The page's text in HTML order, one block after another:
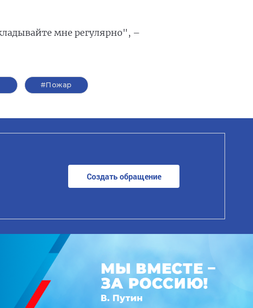
мне регулярно", –
#Пожар
Создать обращение